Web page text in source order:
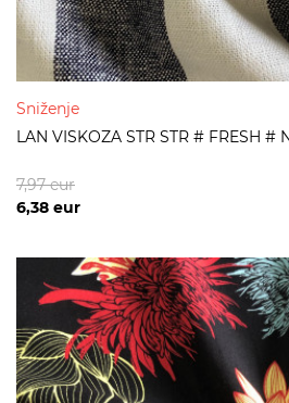
Sniženje
LAN VISKOZA STR STR # FRESH #
6,38 eur
7,97eur